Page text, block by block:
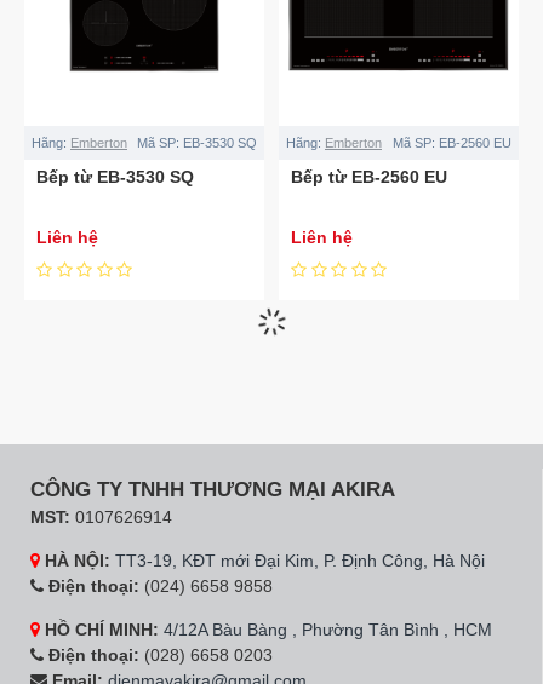
Hãng: Emberton Mã SP: EB-3530 SQ
Bếp từ EB-3530 SQ
Liên hệ
Hãng: Emberton Mã SP: EB-2560 EU
Bếp từ EB-2560 EU
Liên hệ
Hãng: Emberton Mã SP: EB-188II
Bếp Từ EB-188II
10.590.000đ 12.870.000đ